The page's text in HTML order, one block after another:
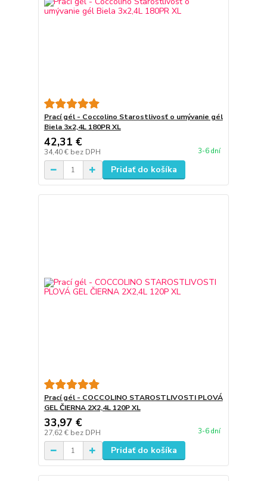
Prací gél - Coccolino Starostlivosť o umývanie gél
Biela 3x2,4L 180PR XL
42,31 €
34,40 € bez DPH 3-6 dní
Pridať do košíka
Prací gél - COCCOLINO STAROSTLIVOSTI PLOVÁ
GEL ČIERNA 2X2,4L 120P XL
33,97 €
27,62 € bez DPH 3-6 dní
Pridať do košíka